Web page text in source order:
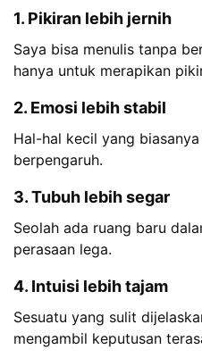
1. Pikiran lebih jernih
Saya bisa menulis tanpa
hanya untuk merapikan
2. Emosi lebih stabil
Hal-hal kecil yang
berpengaruh.
3. Tubuh lebih segar
Seolah ada ruang baru
perasaan lega.
4. Intuisi lebih tajam
Sesuatu yang sulit
mengambil keputusan